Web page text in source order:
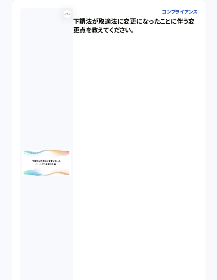
コンプライアンス
下請法が取適法に変更になったことに伴う変
更点を教えてください。